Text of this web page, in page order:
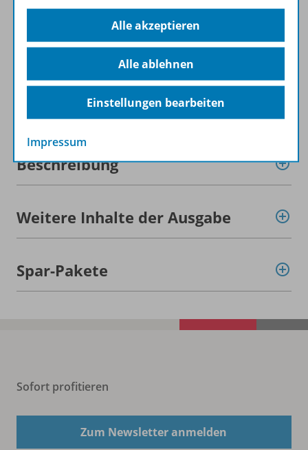
ZU DEN ABO-ANGEBOTEN
Informationen
Beschreibung
Weitere Inhalte der Ausgabe
Spar-Pakete
Sofort profitieren
Zum Newsletter anmelden
Alle akzeptieren
Alle ablehnen
Einstellungen bearbeiten
Impressum